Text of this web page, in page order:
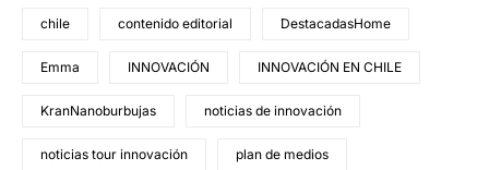
chile contenido editorial DestacadasHome
Emma INNOVACIÓN INNOVACIÓN EN CHILE
KranNanoburbujas noticias de innovación
noticias tour innovación plan de medios